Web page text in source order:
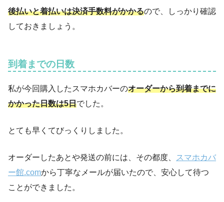
後払いと着払いは決済手数料がかかるので、しっかり確認
しておきましょう。
到着までの日数
私が今回購入したスマホカバーのオーダーから到着までに
かかった日数は5日でした。
とても早くてびっくりしました。
オーダーしたあとや発送の前には、その都度、
スマホカバ
ー館.comから丁寧なメールが届いたので、安心して待つ
ことができました。